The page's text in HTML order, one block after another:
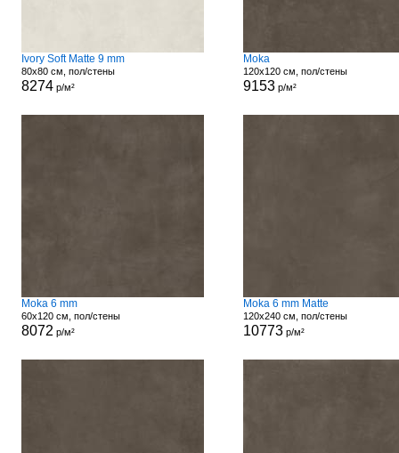
Ivory Soft Matte 9 mm
80x80 см, пол/стены
8274р/м²
Moka
120x120 см, пол/стены
9153р/м²
Moka 6 mm
60x120 см, пол/стены
8072 р/м²
Moka 6 mm Matte
120x240 см, пол/стены
10773р/м²